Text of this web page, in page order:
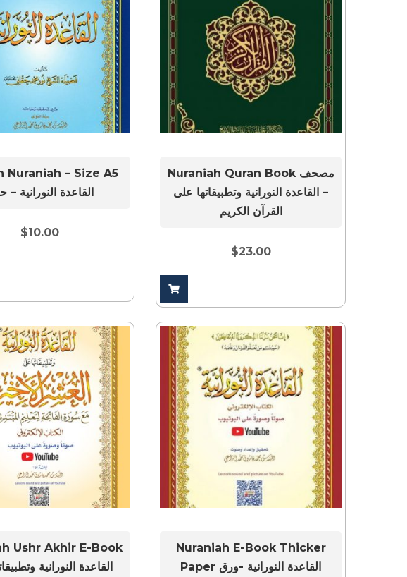
Nuraniah – Size A5
القاعدة النورانية –
$10.00
Nuraniah Quran Book مصحف
– القاعدة النورانية وتطبيقاتها على
القرآن الكريم
$23.00
Ushr Akhir E-Book
القاعدة النورانية
Nuraniah E-Book Thicker
Paper القاعدة النورانية -ورق